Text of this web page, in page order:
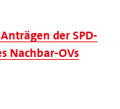
der SPD-
Nachbar-OVs